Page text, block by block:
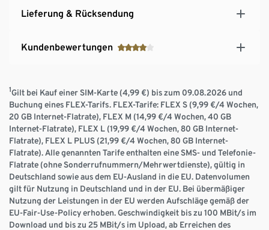
Lieferung & Rücksendung
Kundenbewertungen
1Gilt bei Kauf einer SIM-Karte (4,99 €) bis zum 09.08.2026 und
Buchung eines FLEX-Tarifs. FLEX-Tarife: FLEX S (9,99 €/4 Wochen,
20 GB Internet-Flatrate), FLEX M (14,99 €/4 Wochen, 40 GB
Internet-Flatrate), FLEX L (19,99 €/4 Wochen, 80 GB Internet-
Flatrate), FLEX L PLUS (21,99 €/4 Wochen, 80 GB Internet-
Flatrate). Alle genannten Tarife enthalten eine SMS- und Telefonie-
Flatrate (ohne Sonderrufnummern/Mehrwertdienste), gültig in
Deutschland sowie aus dem EU-Ausland in die EU. Datenvolumen
gilt für Nutzung in Deutschland und in der EU. Bei übermäßiger
Nutzung der Leistungen in der EU werden Aufschläge gemäß der
EU-Fair-Use-Policy erhoben. Geschwindigkeit bis zu 100 MBit/s im
Download und bis zu 25 MBit/s im Upload, ab Erreichen des